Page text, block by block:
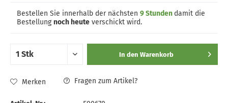
Bestellen Sie innerhalb der nächsten 9 Stunden damit die
Bestellungnoch heute verschickt wird.
In den Warenkorb
Merken Fragen zum Artikel?